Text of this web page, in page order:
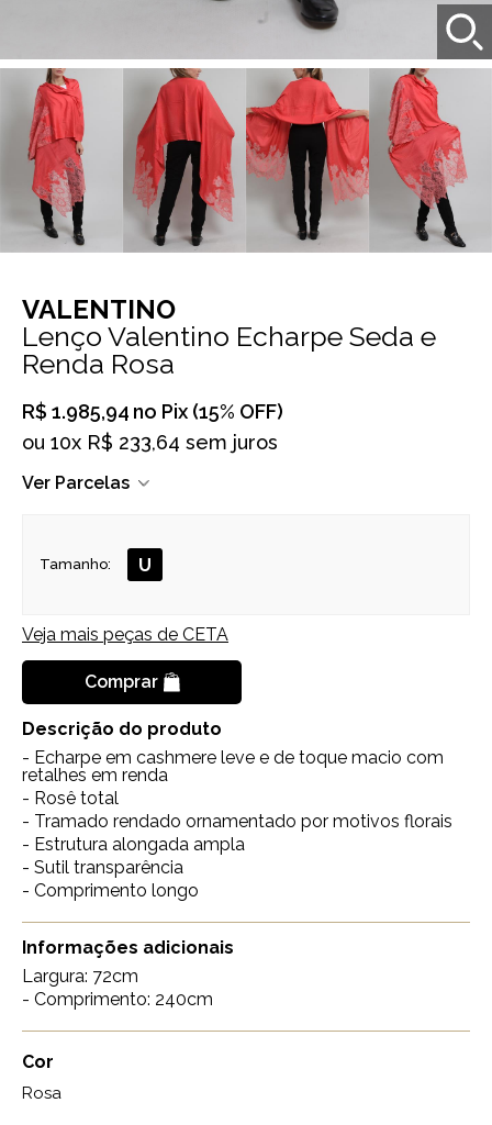
VALENTINO
Lenço Valentino Echarpe Seda e
Renda Rosa
R$ 1.985,94 no Pix (15% OFF)
ou 10x R$ 233,64 sem juros
Ver Parcelas
Tamanho: U
Veja mais peças de CETA
Comprar
Descrição do produto
- Echarpe em cashmere leve e de toque macio com
retalhes em renda
- Rosê total
- Tramado rendado ornamentado por motivos florais
- Estrutura alongada ampla
- Sutil transparência
- Comprimento longo
Informações adicionais
Largura: 72cm
- Comprimento: 240cm
Cor
Rosa